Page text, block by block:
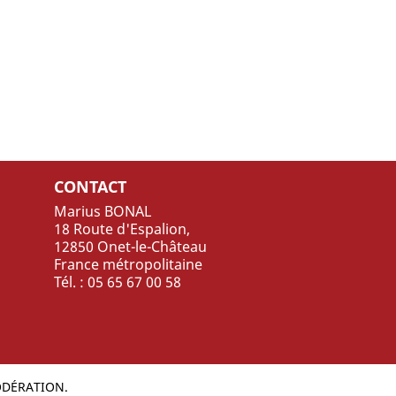
CONTACT
Marius BONAL
18 Route d'Espalion,
12850 Onet-le-Château
France métropolitaine
Tél. : 05 65 67 00 58